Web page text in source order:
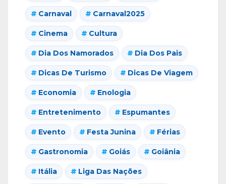
Carnaval Carnaval2025
Cinema Cultura
Dia Dos Namorados Dia Dos Pais
Dicas De Turismo Dicas De Viagem
Economia Enologia
Entretenimento Espumantes
Evento Festa Junina Férias
Gastronomia Goiás Goiânia
Itália Liga Das Nações